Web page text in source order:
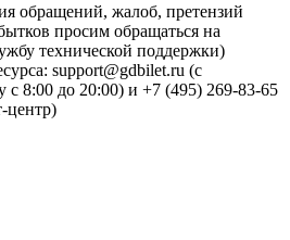
обращений, жалоб, претензий
просим обращаться на
технической поддержки)
support@gdbilet.ru (с
с 8:00 до 20:00) и +7 (495) 269-83-65
центр)